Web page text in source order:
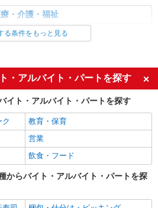
北海道支社
ホームでの介護業務
費別途支給
道札幌市中央区南八条西
詳細を見る
北海道支社
ホームでの介護
時給】1,350〜1,500円（資格・経験によ
札幌市中央区南１４条西
・介護・福祉
ミドル（40代～）活躍中
深夜
社会保険あり
る条件をもっと見る
・アルバイト・パートを探す
イト・アルバイト・パートを探す
教育・保育
営業
飲食・フード
からバイト・アルバイト・パートを探